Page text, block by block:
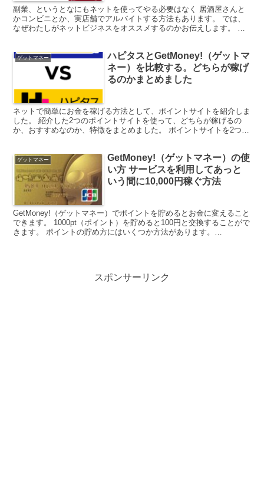
副業、というとなにもネットを使ってやる必要はなく 居酒屋さんと
かコンビニとか、実店舗でアルバイトする方法もあります。 では、
なぜわたしがネットビジネスをオススメするのかお伝えします。 ア
ゲットマネー
ハピタスとGetMoney!（ゲットマ
ネー）を比較する。どちらが稼げ
るのかまとめました
ネットで簡単にお金を稼げる方法として、ポイントサイトを紹介しま
した。 紹介した2つのポイントサイトを使って、どちらが稼げるの
か、おすすめなのか、特徴をまとめました。 ポイントサイトを2つ紹
ゲットマネー
GetMoney!（ゲットマネー）の使
い方 サービスを利用してあっと
いう間に10,000円稼ぐ方法
GetMoney!（ゲットマネー）でポイントを貯めるとお金に変えること
できます。 1000pt（ポイント）を貯めると100円と交換することがで
きます。 ポイントの貯め方にはいくつか方法があります。
スポンサーリンク